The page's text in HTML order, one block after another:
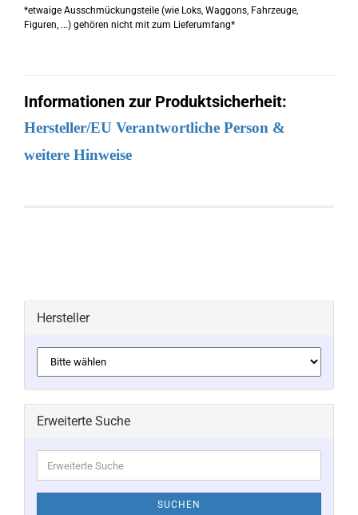
*etwaige Ausschmückungsteile (wie Loks, Waggons, Fahrzeuge,
Figuren, ...) gehören nicht mit zum Lieferumfang*
Informationen zur Produktsicherheit:
Hersteller/EU Verantwortliche Person &
weitere Hinweise
Hersteller
Erweiterte Suche
Suche
SUCHEN